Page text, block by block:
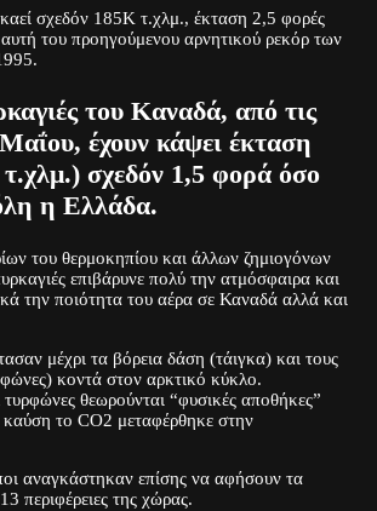
σχεδόν 185Κ τ.χλμ., έκταση 2,5 φορές
του προηγούμενου αρνητικού ρεκόρ των
του Καναδά, από τις
έχουν κάψει έκταση
σχεδόν 1,5 φορά όσο
η Ελλάδα.
του θερμοκηπίου και άλλων ζημιογόνων
επιβάρυνε πολύ την ατμόσφαιρα και
την ποιότητα του αέρα σε Καναδά αλλά και
μέχρι τα βόρεια δάση (τάιγκα) και τους
κοντά στον αρκτικό κύκλο.
τυρφώνες θεωρούνται “φυσικές αποθήκες”
το CO2 μεταφέρθηκε στην
αναγκάστηκαν επίσης να αφήσουν τα
περιφέρειες της χώρας.